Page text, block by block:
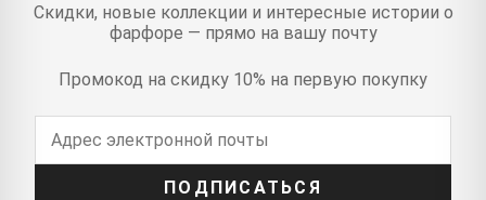
Скидки, новые коллекции и интересные истории о
фарфоре — прямо на вашу почту
Промокод на скидку 10% на первую покупку
ПОДПИСАТЬСЯ